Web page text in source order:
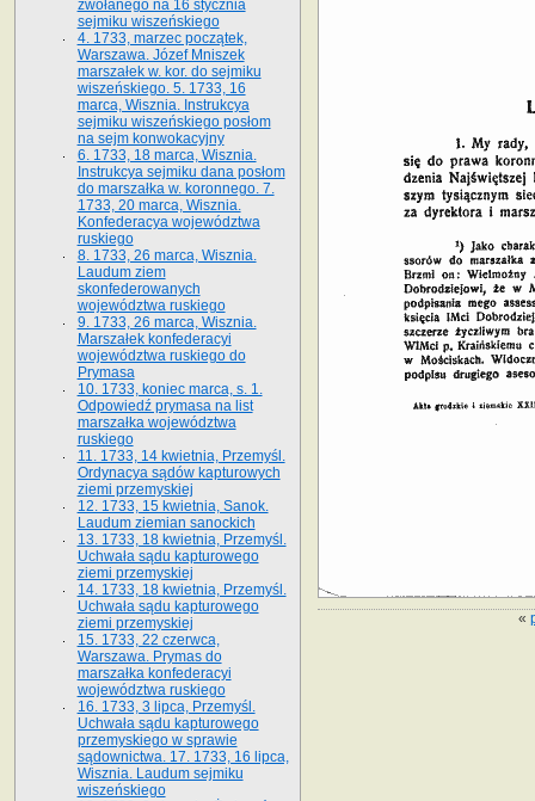
«
zwołanego na 16 stycz­nia
sejmiku wiszeńskiego
4. 1733, marzec początek,
Warszawa. Józef Mniszek
marszałek w. kor. do sejmiku
wiszeńskiego. 5. 1733, 16
marca, Wisznia. Instrukcya
sejmiku wiszeńskiego posłom
na sejm konwokacyjny
6. 1733, 18 marca, Wisznia.
Instrukcya sejmiku dana posłom
do marszałka w. koronnego. 7.
1733, 20 marca, Wisznia.
Konfederacya województwa
ruskiego
8. 1733, 26 marca, Wisznia.
Laudum ziem
skonfederowanych
województwa ruskiego
9. 1733, 26 marca, Wisznia.
Marszałek konfederacyi
województwa ruskiego do
Prymasa
10. 1733, koniec marca, s. 1.
Odpowiedź prymasa na list
marszałka województwa
ruskiego
11. 1733, 14 kwietnia, Przemyśl.
Ordynacya sądów kapturowych
ziemi przemyskiej
12. 1733, 15 kwietnia, Sanok.
Laudum ziemian sanockich
13. 1733, 18 kwietnia, Przemyśl.
Uchwała sądu kapturowego
ziemi przemyskiej
14. 1733, 18 kwietnia, Przemyśl.
Uchwała sądu kapturowego
ziemi przemyskiej
15. 1733, 22 czerwca,
Warszawa. Prymas do
marszałka konfederacyi
województwa ruskiego
16. 1733, 3 lipca, Przemyśl.
Uchwała sądu kapturowego
przemyskiego w sprawie
sądownictwa. 17. 1733, 16 lipca,
Wisznia. Laudum sejmiku
wiszeńskiego